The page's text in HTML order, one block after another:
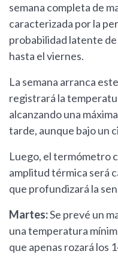
semana completa de
caracterizada por la
probabilidad latente
hasta el viernes.
La semana arranca
registrará la
alcanzando una
tarde, aunque bajo un
Luego, el termómetro
amplitud térmica será
que profundizará la
Martes:Se prevé un
una temperatura
que apenas rozará los